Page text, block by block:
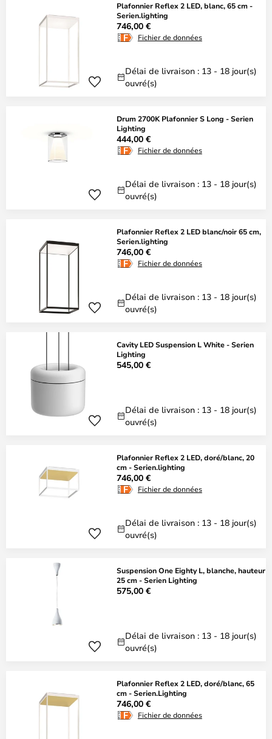
Plafonnier Reflex 2 LED, blanc, 65 cm -
Serien.lighting
746,00 €
Fichier de données
Délai de livraison : 13 - 18 jour(s)
ouvré(s)
Drum 2700K Plafonnier S Long - Serien
Lighting
444,00 €
Fichier de données
Délai de livraison : 13 - 18 jour(s)
ouvré(s)
Plafonnier Reflex 2 LED blanc/noir 65 cm,
Serien.lighting
746,00 €
Fichier de données
Délai de livraison : 13 - 18 jour(s)
ouvré(s)
Cavity LED Suspension L White - Serien
Lighting
545,00 €
Délai de livraison : 13 - 18 jour(s)
ouvré(s)
Plafonnier Reflex 2 LED, doré/blanc, 20
cm - Serien.lighting
746,00 €
Fichier de données
Délai de livraison : 13 - 18 jour(s)
ouvré(s)
Suspension One Eighty L, blanche, hauteur
25 cm - Serien Lighting
575,00 €
Délai de livraison : 13 - 18 jour(s)
ouvré(s)
Plafonnier Reflex 2 LED, doré/blanc, 65
cm - Serien.Lighting
746,00 €
Fichier de données